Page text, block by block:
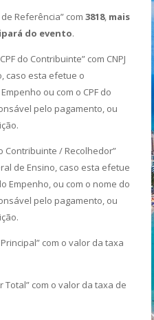
Referência” com3818, mais
do evento.
do Contribuinte” com CNPJ
caso esta efetue o
ou com o CPF do
pelo pagamento, ou
Contribuinte / Recolhedor”
de Ensino, caso esta efetue
Empenho, ou com o nome do
pelo pagamento, ou
com o valor da taxa
Total” com o valor da taxa de